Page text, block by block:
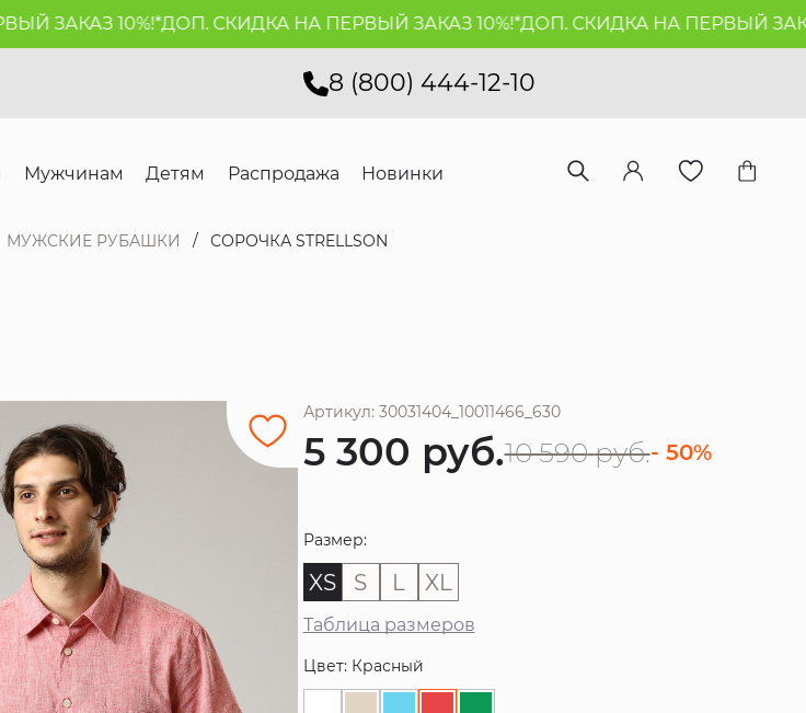
ЗАКАЗ 10%!*ДОП. СКИДКА НА ПЕРВЫЙ ЗАКАЗ 10%!*ДОП. СКИДКА НА ПЕРВЫЙ ЗАКАЗ
8 (800) 444-12-10
Мужчинам Детям Распродажа Новинки
МУЖСКИЕ РУБАШКИ СОРОЧКА STRELLSON
Артикул: 30031404_10011466_630
5 300 руб.10 590 руб.- 50%
Размер:
XS S L XL
Таблица размеров
Цвет: Красный